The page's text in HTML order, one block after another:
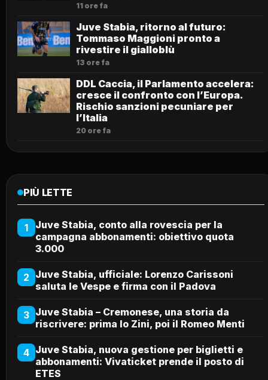
11 ore fa
Juve Stabia, ritorno al futuro:
Tommaso Maggioni pronto a
rivestire il gialloblù
13 ore fa
DDL Caccia, il Parlamento accelera:
cresce il confronto con l’Europa.
Rischio sanzioni pecuniare per
l’Italia
20 ore fa
PIÙ LETTE
1
Juve Stabia, conto alla rovescia per la
campagna abbonamenti: obiettivo quota
3.000
2 Juve Stabia, ufficiale: Lorenzo Carissoni
saluta le Vespe e firma con il Padova
3 Juve Stabia – Cremonese, una storia da
riscrivere: prima lo Zini, poi il Romeo Menti
4 Juve Stabia, nuova gestione per biglietti e
abbonamenti: Vivaticket prende il posto di
ETES